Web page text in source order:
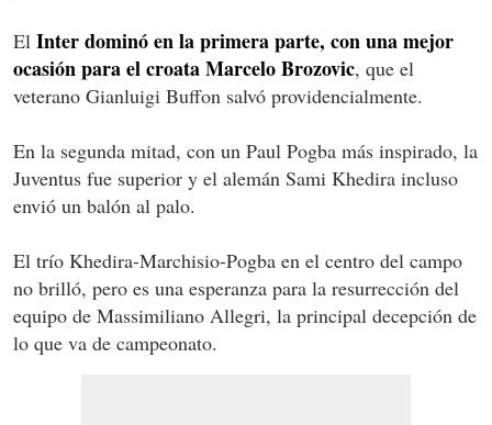
El Inter dominó en la primera parte, con una mejor
ocasión para el croata Marcelo Brozovic, que el
veterano Gianluigi Buffon salvó providencialmente.
En la segunda mitad, con un Paul Pogba más inspirado, la
Juventus fue superior y el alemán Sami Khedira incluso
envió un balón al palo.
El trío Khedira-Marchisio-Pogba en el centro del campo
no brilló, pero es una esperanza para la resurrección del
equipo de Massimiliano Allegri, la principal decepción de
lo que va de campeonato.